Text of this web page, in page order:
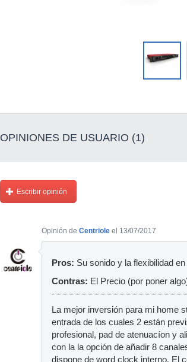
OPINIONES DE USUARIO (1)
Escribir opinión
Opinión de Centriole el 13/07/2017
Pros: Su sonido y la flexibilidad
Contras: El Precio (por poner
La mejor inversión para mi home
entrada de los cuales 2 están
profesional, pad de atenuacíon y
con la la opción de añadir 8
dispone de word clock interno. El